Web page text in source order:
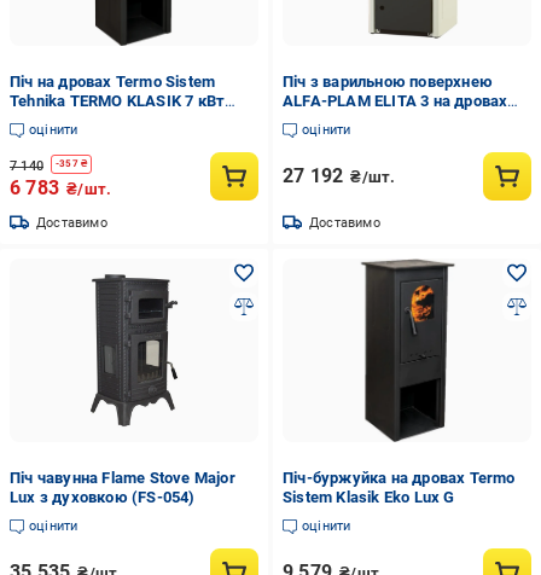
Піч на дровах Termo Sistem
Tehnika TERMO KLASIK 7 кВт
(CNT00007737)
оцінити
7 140 -357₴
6 783 ₴/шт.
Доставимо
Піч з варильною поверхнею
ALFA-PLAM ELITA 3 на дровах
Бежевий (11439135)
оцінити
27 192 ₴/шт.
Доставимо
Піч чавунна Flame Stove Major
Lux з духовкою (FS-054)
оцінити
Піч-буржуйка на дровах Termo
Sistem Klasik Eko Lux G
оцінити